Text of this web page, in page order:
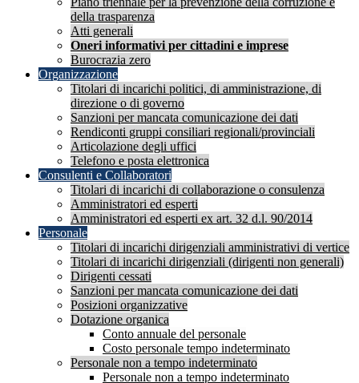
della trasparenza
Atti generali
Oneri informativi per cittadini e imprese
Burocrazia zero
Organizzazione
Titolari di incarichi politici, di amministrazione, di
direzione o di governo
Sanzioni per mancata comunicazione dei dati
Rendiconti gruppi consiliari regionali/provinciali
Articolazione degli uffici
Telefono e posta elettronica
Consulenti e Collaboratori
Titolari di incarichi di collaborazione o consulenza
Amministratori ed esperti
Amministratori ed esperti ex art. 32 d.l. 90/2014
Personale
Titolari di incarichi dirigenziali amministrativi di vertice
Titolari di incarichi dirigenziali (dirigenti non generali)
Dirigenti cessati
Sanzioni per mancata comunicazione dei dati
Posizioni organizzative
Dotazione organica
Conto annuale del personale
Costo personale tempo indeterminato
Personale non a tempo indeterminato
Personale non a tempo indeterminato